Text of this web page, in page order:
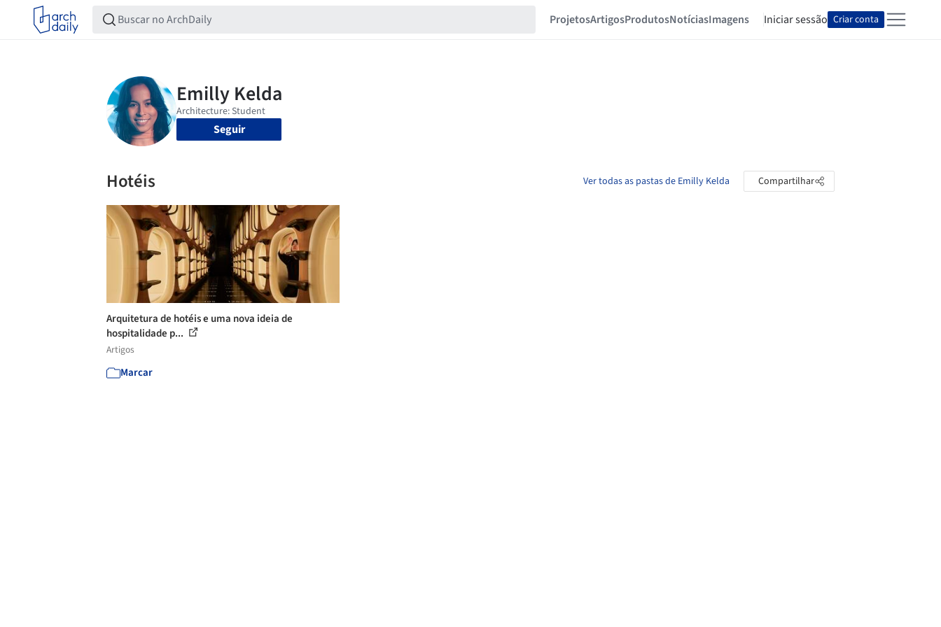
ProjetosArtigosProdutosNotíciasImagens Iniciar sessão Criar conta
Seguir
Hotéis Ver todas as pastas de Emilly Kelda Compartilhar
Arquitetura de hotéis e uma nova ideia de
hospitalidade p...
Artigos
Marcar